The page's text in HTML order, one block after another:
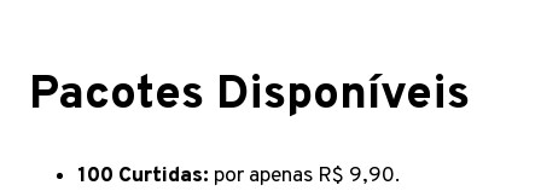
Pacotes Disponíveis
100 Curtidas: por apenas R$ 9,90.